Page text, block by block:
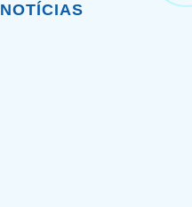
NOTÍCIAS